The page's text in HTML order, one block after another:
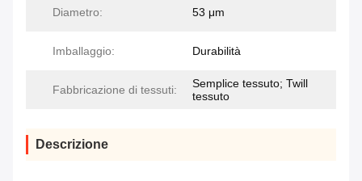
Diametro: 53 μm
Imballaggio: Durabilità
Fabbricazione di tessuti:
Semplice tessuto; Twill
tessuto
Descrizione